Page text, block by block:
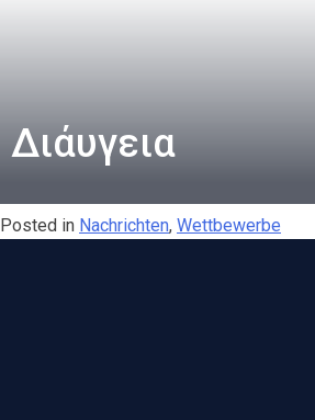
Διάυγεια
Posted in Nachrichten, Wettbewerbe